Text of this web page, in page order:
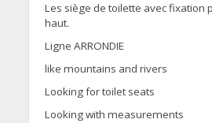
Les siège de toilette avec fixation
haut.
Ligne ARRONDIE
like mountains and rivers
Looking for toilet seats
Looking with measurements